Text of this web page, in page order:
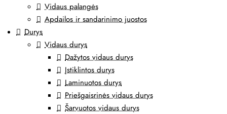
Vidaus palangės
Apdailos ir sandarinimo juostos
Durys
Vidaus durys
Dažytos vidaus durys
Įstiklintos durys
Laminuotos durys
Priešgaisrinės vidaus durys
Šarvuotos vidaus durys